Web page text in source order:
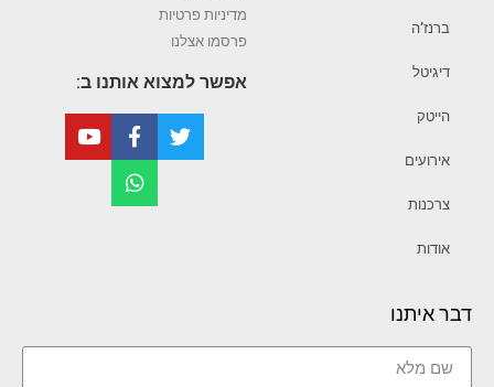
ברנז’ה
דיגיטל
הייטק
אירועים
צרכנות
אודות
מדיניות פרטיות
פרסמו אצלנו
אפשר למצוא אותנו ב:
דבר איתנו